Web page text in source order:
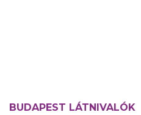
BUDAPEST LÁTNIVALÓK